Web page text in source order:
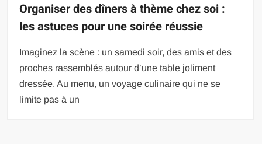
Organiser des dîners à thème chez soi :
les astuces pour une soirée réussie
Imaginez la scène : un samedi soir, des amis et des
proches rassemblés autour d’une table joliment
dressée. Au menu, un voyage culinaire qui ne se
limite pas à un